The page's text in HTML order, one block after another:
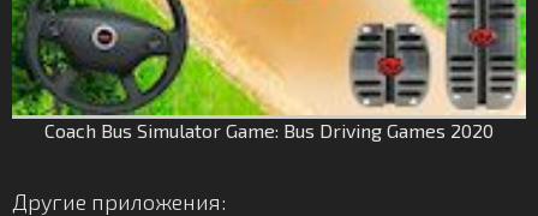
Coach Bus Simulator Game: Bus Driving Games 2020
Другие приложения: